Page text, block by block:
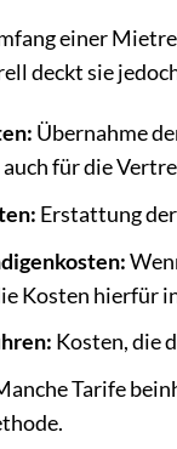
einer
deckt sie
Übernahme
für die
Erstattung
Kosten hierfür
Kosten, die
Tarife